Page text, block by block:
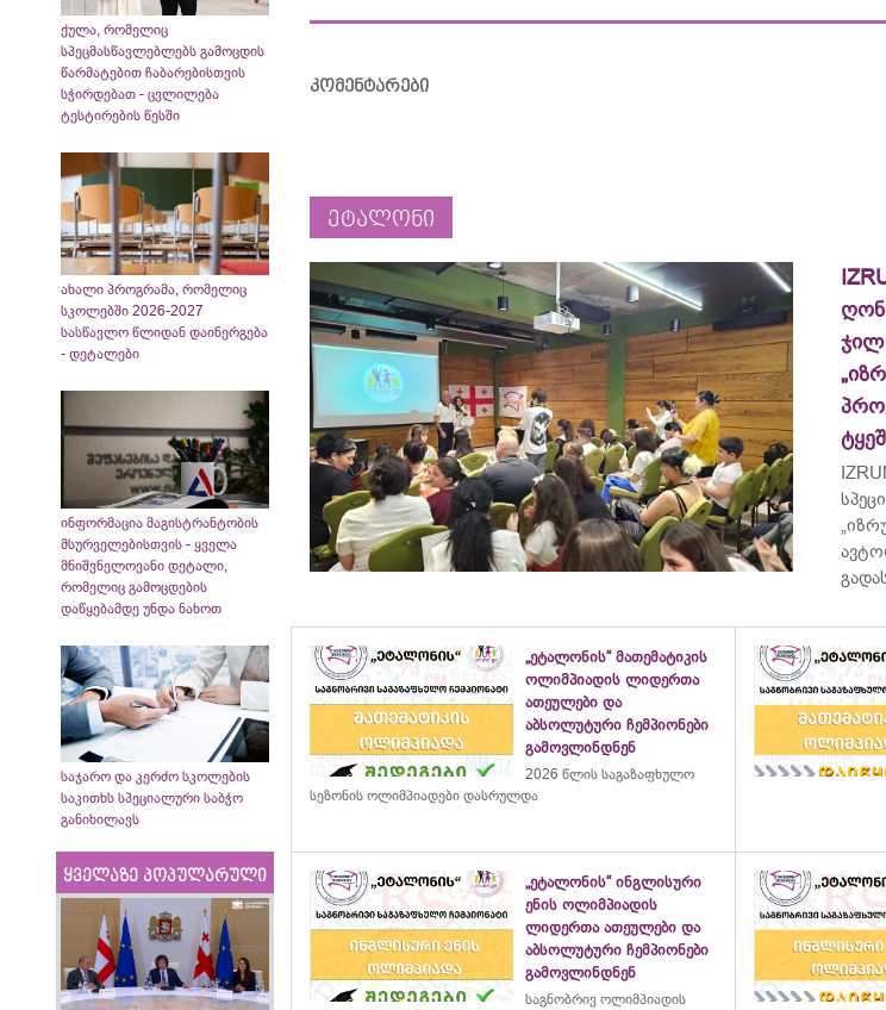
ქულა, რომელიც
სპეცმასწავლებლებს გამოცდის
წარმატებით ჩაბარებისთვის
სჭირდებათ - ცვლილება
ტესტირების წესში
ახალი პროგრამა, რომელიც
სკოლებში 2026-2027
სასწავლო წლიდან დაინერგება
- დეტალები
ინფორმაცია მაგისტრანტობის
მსურველებისთვის - ყველა
მნიშვნელოვანი დეტალი,
რომელიც გამოცდების
დაწყებამდე უნდა ნახოთ
საჯარო და კერძო სკოლების
საკითხს სპეციალური საბჭო
განიხილავს
ყველაზე პოპულარული
კომენტარები
ეტალონი
„ეტალონის“ მათემატიკის
ოლიმპიადის ლიდერთა
ათეულები და
აბსოლუტური ჩემპიონები
გამოვლინდნენ
2026 წლის საგაზაფხულო
სეზონის ოლიმპიადები დასრულდა
„ეტალონის“ ინგლისური
ენის ოლიმპიადის
ლიდერთა ათეულები და
აბსოლუტური ჩემპიონები
გამოვლინდნენ
საგნობრივ ოლიმპიადის